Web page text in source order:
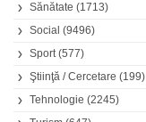
Sănătate (1713)
Social (9496)
Sport(577)
Ştiinţă / Cercetare (199)
Tehnologie (2245)